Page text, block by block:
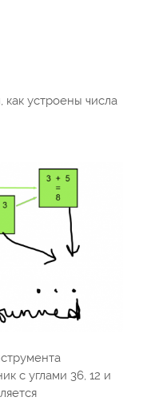
устроены числа
с углами 36, 12 и